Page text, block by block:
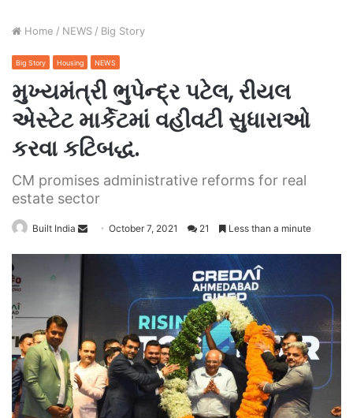
Home / NEWS / Big Story
Big Story Housing NEWS
મુખ્યમંત્રી ભુપેન્દ્ર પટેલ, રીયલ
એસ્ટેટ માર્કેટમાં વહીવટી સુધારાઓ
કરવા કટિબદ્ધ.
CM promises administrative reforms for real
estate sector
Built India
SendOctober 7, 2021 21 Less than a minute